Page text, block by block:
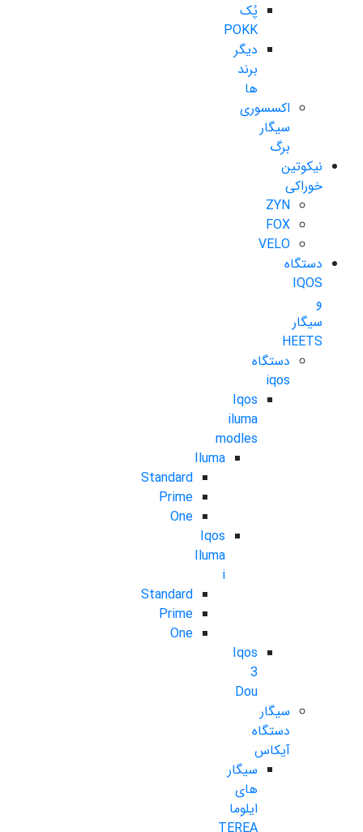
پُک
POKK
دیگر
برند
ها
اکسسوری
سیگار
برگ
نیکوتین
خوراکی
ZYN
FOX
VELO
دستگاه
IQOS
و
سیگار
HEETS
دستگاه
iqos
Iqos
iluma
modles
Iluma
Standard
Prime
One
Iqos
Iluma
i
Standard
Prime
One
Iqos
3
Dou
سیگار
دستگاه
آیکاس
سیگار
های
ایلوما